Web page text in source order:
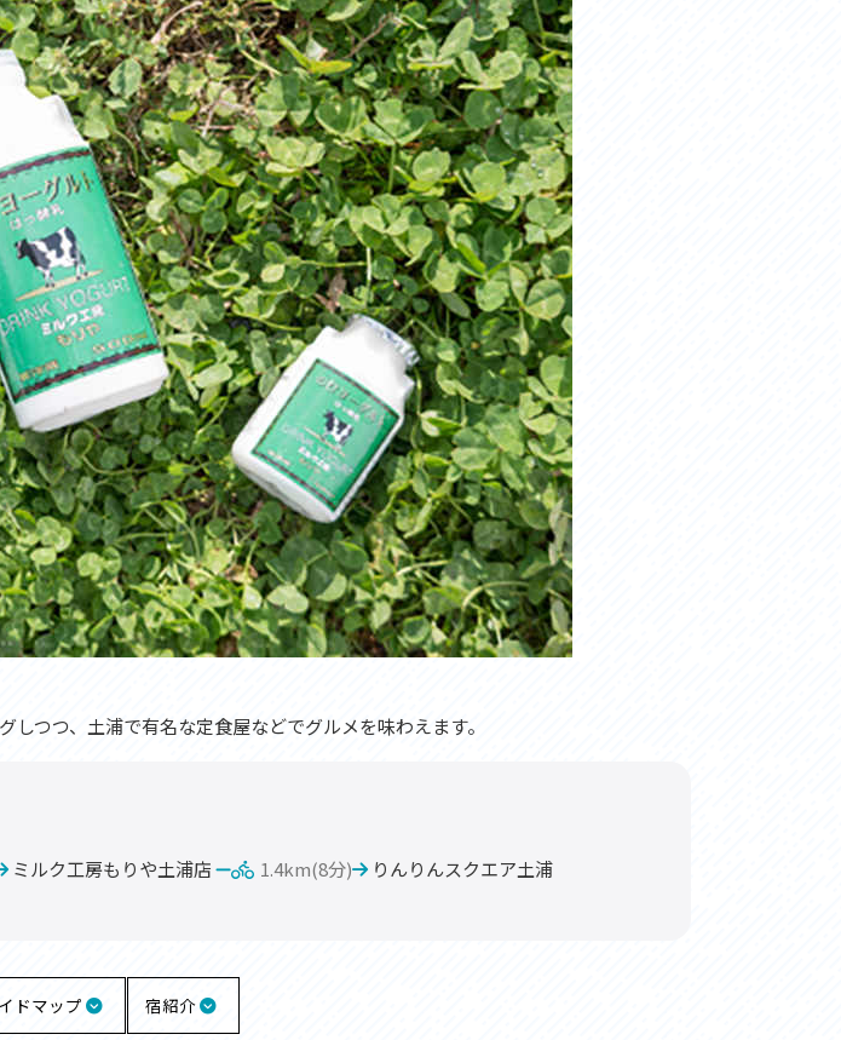
サイクルサポートステーション
サポートライダー
自転車修理施設
大洗・ひたち海浜シーサイドルート利活用
推進協議会
つつ、土浦で有名な定食屋などでグルメを味わえます。
ミルク工房もりや土浦店 1.4km(8分) りんりんスクエア土浦
ドマップ 宿紹介